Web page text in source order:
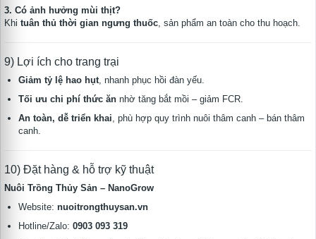
3. Có ảnh hưởng mùi thịt?
Khi tuân thủ thời gian ngưng thuốc, sản phẩm an toàn cho thu hoạch.
9) Lợi ích cho trang trại
Giảm tỷ lệ hao hụt, nhanh phục hồi đàn yếu.
Tối ưu chi phí thức ăn nhờ tăng bắt mồi – giảm FCR.
An toàn, dễ triển khai, phù hợp quy trình nuôi thâm canh – bán thâm
canh.
10) Đặt hàng & hỗ trợ kỹ thuật
Nuôi Trồng Thủy Sản – NanoGrow
Website: nuoitrongthuysan.vn
Hotline/Zalo: 0903 093 319